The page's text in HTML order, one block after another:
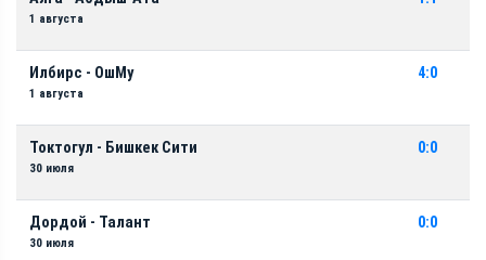
1 августа
Илбирс - ОшМу
1 августа
4:0
Токтогул - Бишкек Сити
30 июля
0:0
Дордой - Талант
30 июля
0:0